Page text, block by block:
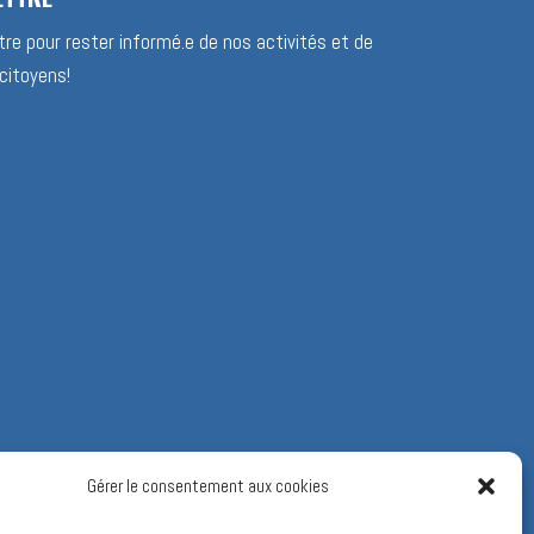
Gérer le consentement aux cookies
pour rester informé.e de nos activités et de